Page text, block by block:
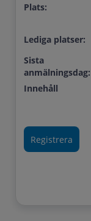
Plats:
Lediga platser:
Sista
anmälningsdag:
Innehåll